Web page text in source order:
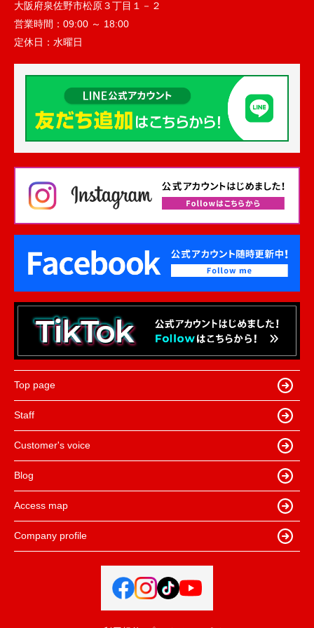
大阪府泉佐野市松原３丁目１－２
営業時間： 09:00 ～ 18:00
定休日： 水曜日
Top page
Staff
Customer's voice
Blog
Access map
Company profile